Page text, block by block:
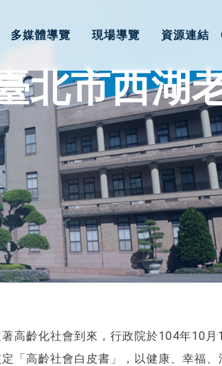
多媒體導覽 現場導覽 資源連結
北市西湖
高齡化社會到來，行政院於104年10月
「高齡社會白皮書」，以健康、幸福、